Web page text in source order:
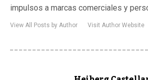
impulsos a marcas comerciales y
View All Posts by Author Visit Author Website